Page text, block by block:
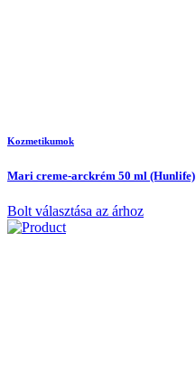
Kozmetikumok
Mari creme-arckrém 50 ml (Hunlife)
Bolt választása az árhoz